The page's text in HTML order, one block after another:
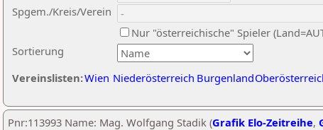
Sortierung
Spgem./Kreis/Verein
Nur "österreichische" Spieler
Vereinslisten:Wien Niederösterreich Burgenland
Pnr:113993 Name: Mag. Wolfgang Stadik (Grafik Elo-Zeitreihe,